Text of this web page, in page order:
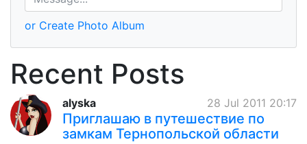
or Create Photo Album
Recent Posts
28 Jul 2011 20:17
alyska
Приглашаю в путешествие по
замкам Тернопольской области